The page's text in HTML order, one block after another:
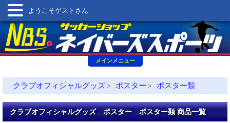
メインメニュー
ようこそゲストさん
クラブオフィシャルグッズ > ポスター > ポスター類
クラブオフィシャルグッズ ポスター ポスター類 商品一覧